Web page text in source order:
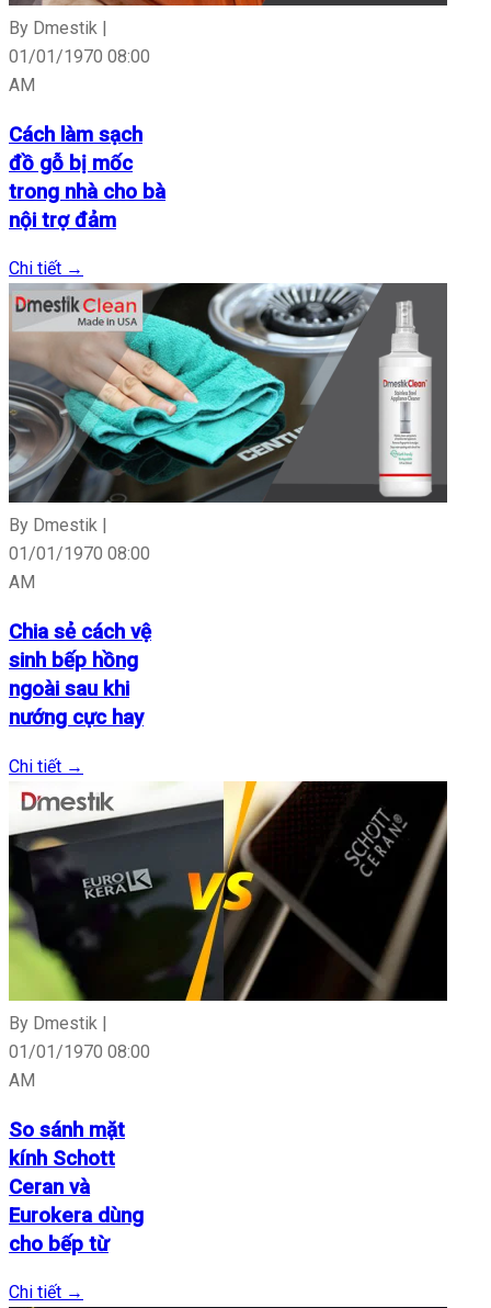
By Dmestik |
01/01/1970 08:00
AM
Cách làm sạch
đồ gỗ bị mốc
trong nhà cho bà
nội trợ đảm
Chi tiết →
By Dmestik |
01/01/1970 08:00
AM
Chia sẻ cách vệ
sinh bếp hồng
ngoài sau khi
nướng cực hay
Chi tiết →
By Dmestik |
01/01/1970 08:00
AM
So sánh mặt
kính Schott
Ceran và
Eurokera dùng
cho bếp từ
Chi tiết →